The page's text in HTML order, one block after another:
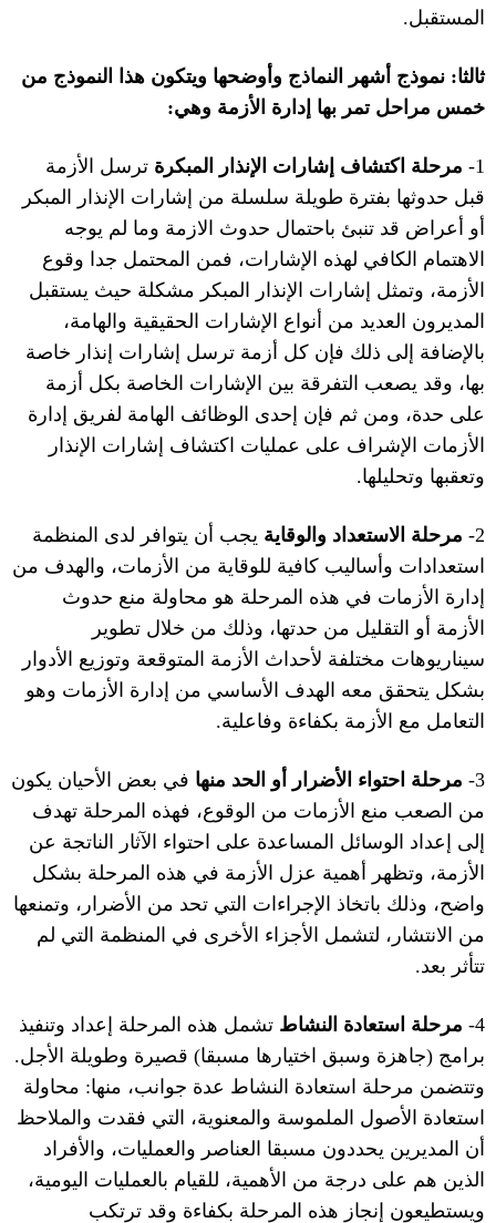
المستقبل.
ثالثا: نموذج أشهر النماذج وأوضحها ويتكون هذا النموذج من
خمس مراحل تمر بها إدارة الأزمة وهي:
1- مرحلة اكتشاف إشارات الإنذار المبكرة ترسل الأزمة
قبل حدوثها بفترة طويلة سلسلة من إشارات الإنذار المبكر
أو أعراض قد تنبئ باحتمال حدوث الازمة وما لم يوجه
الاهتمام الكافي لهذه الإشارات، فمن المحتمل جدا وقوع
الأزمة، وتمثل إشارات الإنذار المبكر مشكلة حيث يستقبل
المديرون العديد من أنواع الإشارات الحقيقية والهامة،
بالإضافة إلى ذلك فإن كل أزمة ترسل إشارات إنذار خاصة
بها، وقد يصعب التفرقة بين الإشارات الخاصة بكل أزمة
على حدة، ومن ثم فإن إحدى الوظائف الهامة لفريق إدارة
الأزمات الإشراف على عمليات اكتشاف إشارات الإنذار
وتعقبها وتحليلها.
2- مرحلة الاستعداد والوقاية يجب أن يتوافر لدى المنظمة
استعدادات وأساليب كافية للوقاية من الأزمات، والهدف من
إدارة الأزمات في هذه المرحلة هو محاولة منع حدوث
الأزمة أو التقليل من حدتها، وذلك من خلال تطوير
سيناريوهات مختلفة لأحداث الأزمة المتوقعة وتوزيع الأدوار
بشكل يتحقق معه الهدف الأساسي من إدارة الأزمات وهو
التعامل مع الأزمة بكفاءة وفاعلية.
3- مرحلة احتواء الأضرار أو الحد منها في بعض الأحيان يكون
من الصعب منع الأزمات من الوقوع، فهذه المرحلة تهدف
إلى إعداد الوسائل المساعدة على احتواء الآثار الناتجة عن
الأزمة، وتظهر أهمية عزل الأزمة في هذه المرحلة بشكل
واضح، وذلك باتخاذ الإجراءات التي تحد من الأضرار، وتمنعها
من الانتشار، لتشمل الأجزاء الأخرى في المنظمة التي لم
تتأثر بعد.
4- مرحلة استعادة النشاط تشمل هذه المرحلة إعداد وتنفيذ
برامج (جاهزة وسبق اختيارها مسبقا) قصيرة وطويلة الأجل.
وتتضمن مرحلة استعادة النشاط عدة جوانب، منها: محاولة
استعادة الأصول الملموسة والمعنوية، التي فقدت والملاحظ
أن المديرين يحددون مسبقا العناصر والعمليات، والأفراد
الذين هم على درجة من الأهمية، للقيام بالعمليات اليومية،
ويستطيعون إنجاز هذه المرحلة بكفاءة وقد ترتكب